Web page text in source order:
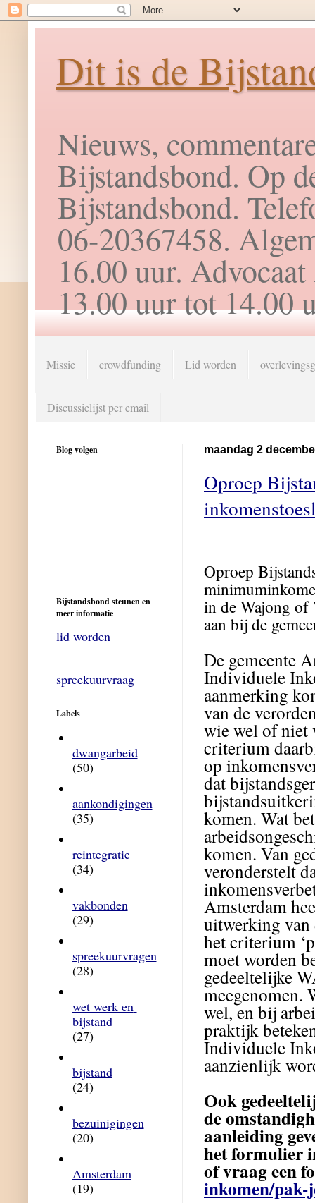
Dit is de
Nieuws,
Bijstandsbond. Op
Bijstandsbond.
06-20367458.
16.00 uur.
13.00 uur tot 14.00
Missie crowdfunding Lid worden
Discussielijst per email
maandag 2
Oproep
Oproep
in de Wajong
aan bij de
De gemeente
Individuele
aanmerking
van de
wie wel of niet
criterium
op
dat
komen. Wat
komen. Van
veronderstelt
Amsterdam
uitwerking van
het criterium
moet worden
gedeeltelijke
meegenomen.
wel, en bij
praktijk
Individuele
aanzienlijk
Ook
de
aanleiding
het formulier
of vraag een
inkomen/pak-
Blog volgen
Bijstandsbond steunen en
meer informatie
lid worden
spreekuurvraag
Labels
dwangarbeid
(50)
aankondigingen
(35)
reintegratie
(34)
vakbonden
(29)
spreekuurvragen
(28)
wet werk en
bijstand
(27)
bijstand
(24)
bezuinigingen
(20)
Amsterdam
(19)